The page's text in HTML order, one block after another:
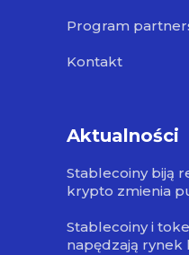
Program
Kontakt
Aktualności
Stablecoiny biją
krypto zmienia
Stablecoiny i
napędzają